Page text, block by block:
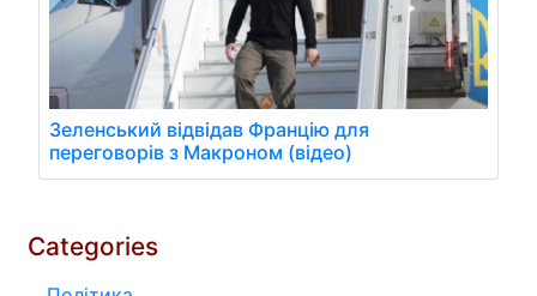
Зеленський відвідав Францію для
переговорів з Макроном (відео)
Categories